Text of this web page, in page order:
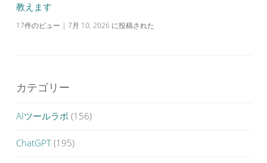
教えます
17件のビュー | 7月 10, 2026 に投稿された
カテゴリー
AIツールラボ (156)
ChatGPT (195)